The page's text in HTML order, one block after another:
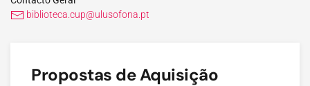
biblioteca.cup@ulusofona.pt
Propostas de Aquisição